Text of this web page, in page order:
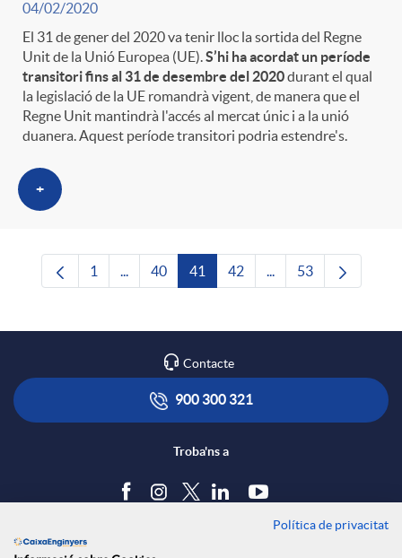
04/02/2020
El 31 de gener del 2020 va tenir lloc la sortida del Regne
Unit de la Unió Europea (UE).S’hi ha acordat un període
transitori fins al 31 de desembre del 2020durant el qual
la legislació de la UE romandrà vigent, de manera que el
Regne Unit mantindrà l'accés al mercat únic i a la unió
duanera. Aquest període transitori podria estendre's.
+
Pàgina
1 ...Pàgines intermèdies Utilitzeu TAB per
Pàgina
40 Pàgina
41 Pàgina
42 ...Pàgines intermèdies
Pàgina
53
Contacte
900 300 321
Troba'ns a
Política de privacitat